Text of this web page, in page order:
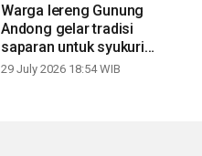
Warga lereng Gunung
Andong gelar tradisi
saparan untuk syukuri
panen
29 July 2026 18:54 WIB